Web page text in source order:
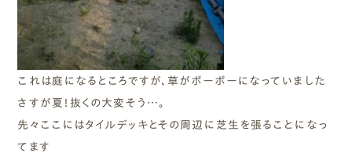
これは庭になるところですが、草がボーボーになっていました
さすが夏！抜くの大変そう…。
先々ここにはタイルデッキとその周辺に芝生を張ることになっ
てます